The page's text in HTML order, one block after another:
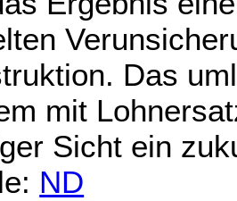
Das
mit
Sicht ein
ND